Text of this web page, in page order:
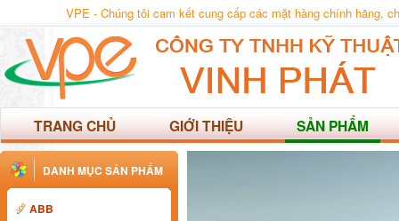
VPE - Chúng tôi cam kết cung cấp các mặt hàng chính hãng,
TRANG CHỦ GIỚI THIỆU SẢN PHẨM
DANH MỤC SẢN PHẨM
ABB